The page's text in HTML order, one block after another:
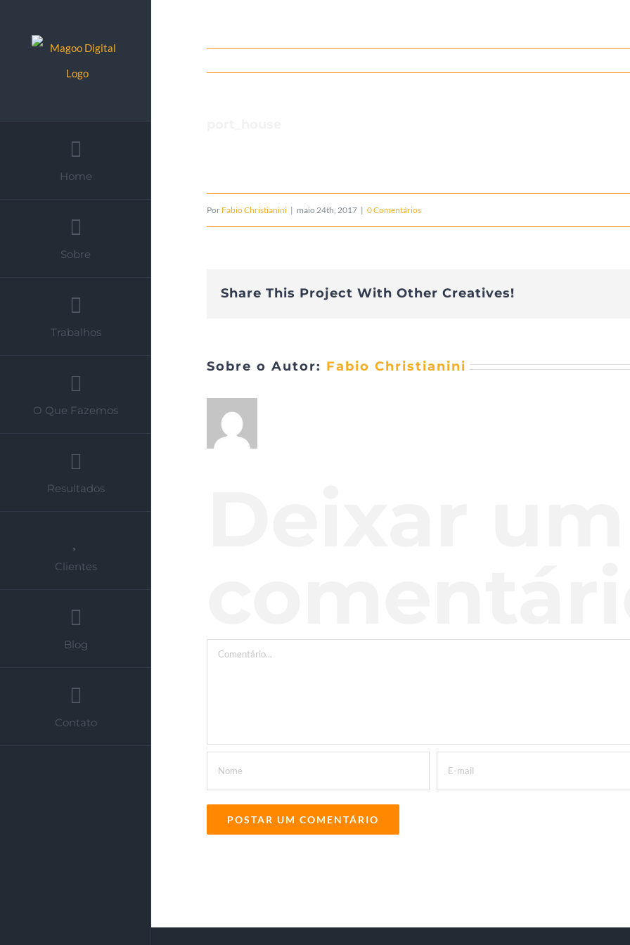
Home
Sobre
Trabalhos
O Que Fazemos
Resultados
Clientes
Blog
Contato
Por Fabio Christianini | maio 24th, 2017 | 0 Comentários
Share This Project With Other Creatives!
Sobre o Autor: Fabio Christianini
Comentário